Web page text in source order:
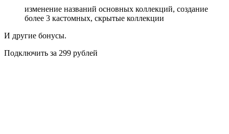
изменение названий основных коллекций, создание
более 3 кастомных, скрытые коллекции
И другие бонусы.
Подключить за 299 рублей